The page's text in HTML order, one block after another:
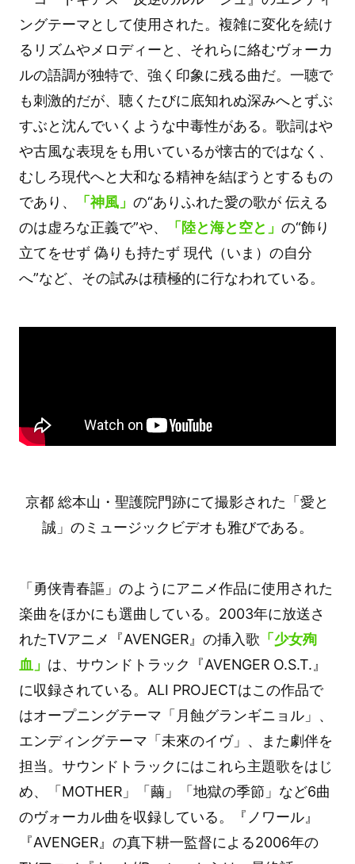
ングテーマとして使用された。複雑に変化を続け
るリズムやメロディーと、それらに絡むヴォーカ
ルの語調が独特で、強く印象に残る曲だ。一聴で
も刺激的だが、聴くたびに底知れぬ深みへとずぶ
すぶと沈んでいくような中毒性がある。歌詞はや
や古風な表現をも用いているが懐古的ではなく、
むしろ現代へと大和なる精神を結ぼうとするもの
であり、
「神風」 の“ありふれた愛の歌が 伝える
のは虚ろな正義で”や、
「陸と海と空と」 の“飾り
立てをせず 偽りも持たず 現代（いま）の自分
へ”など、その試みは積極的に行なわれている。
京都 総本山・聖護院門跡にて撮影された「愛と
誠」のミュージックビデオも雅びである。
「勇侠青春謳」のようにアニメ作品に使用された
楽曲をほかにも選曲している。2003年に放送さ
れたTVアニメ『AVENGER』の挿入歌 「少女殉
血」 は、サウンドトラック『AVENGER O.S.T.』
に収録されている。ALI PROJECTはこの作品で
はオープニングテーマ「月蝕グランギニョル」、
エンディングテーマ「未來のイヴ」、また劇伴を
担当。サウンドトラックにはこれら主題歌をはじ
め、「MOTHER」「繭」「地獄の季節」など6曲
のヴォーカル曲を収録している。『ノワール』
『AVENGER』の真下耕一監督による2006年の